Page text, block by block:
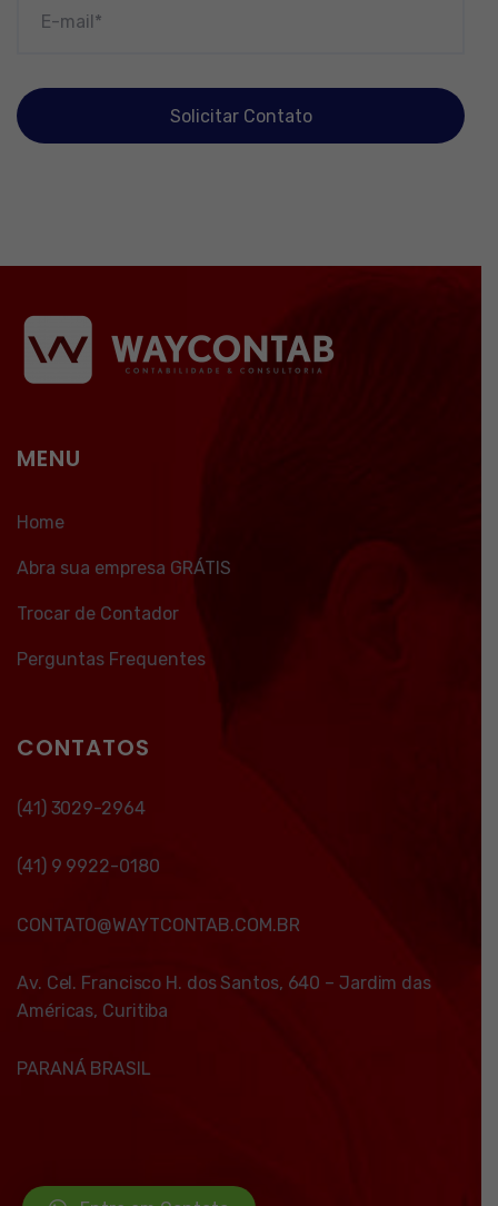
MENU
Home
Abra sua empresa GRÁTIS
Trocar de Contador
Perguntas Frequentes
CONTATOS
(41) 3029-2964
(41) 9 9922-0180
CONTATO@WAYTCONTAB.COM.BR
Av. Cel. Francisco H. dos Santos, 640 – Jardim das
Américas, Curitiba
PARANÁ BRASIL